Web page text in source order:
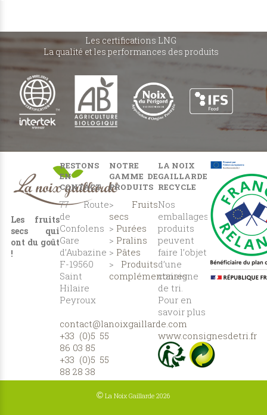
Les certifications LNG
La qualité et les performances des produits
Les fruits
secs qui
ont du goût
!
RESTONS
EN
CONTACT
77 Route
de
Confolens
Gare
d’Aubazine
F-19560
Saint
Hilaire
Peyroux
contact@lanoixgaillarde.com
+33 (0)5 55
86 03 85
+33 (0)5 55
88 28 38
NOTRE
GAMME DE
PRODUITS
> Fruits
secs
> Purées
> Pralins
> Pâtes
> Produits
complémentaires
LA NOIX
GAILLARDE
RECYCLE
Nos
emballages
produits
peuvent
faire l’objet
d’une
consigne
de tri.
Pour en
savoir plus
:
www.consignesdetri.fr
© La Noix Gaillarde 2026